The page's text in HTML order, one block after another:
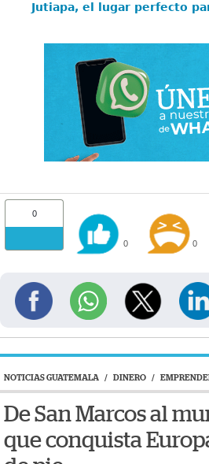
Jutiapa, el lugar perfecto
0
0 0
NOTICIAS GUATEMALA / DINERO /
De San Marcos al
que conquista